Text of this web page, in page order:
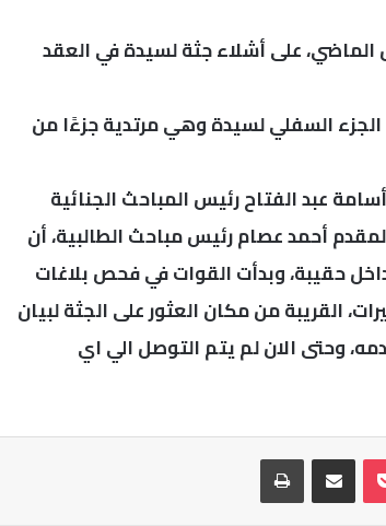
3 أشهر، عثرت أجهزة الأمن بالجيزة، عصر يوم 27 أبريل الماضي، على أشلاء جثة لسيدة في العقد
السفلي لسيدة وهي مرتدية جزءًا من
عبد الفتاح رئيس المباحث الجنائية
أحمد عصام رئيس مباحث الطالبية، أن
حقيبة، وبدأت القوات في فحص بلاغات
القريبة من مكان العثور على الجثة لبيان
وحتى الان لم يتم التوصل الي اي
‫Pocket مشاركة عبر البريد طباعة